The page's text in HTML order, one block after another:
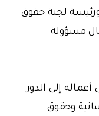
لجنة حقوق
مسؤولة
إلى الدور
وحقوق